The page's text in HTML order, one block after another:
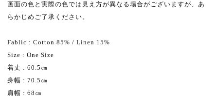
画面の色と実際の色では見え方が異なる場合がございますが、あ
らかじめご了承ください。
Fablic : Cotton 85% / Linen 15%
Size : One Size
着丈 : 60.5㎝
身幅 : 70.5㎝
肩幅 : 68㎝